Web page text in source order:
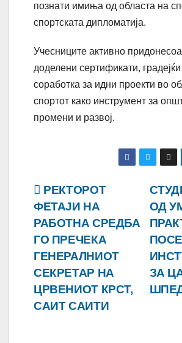
познати имиња од областа на
спортската дипломатија.
Учесниците активно
доделени сертификати,
соработка за идни проекти во
спортот како инструмент за
промени и развој.
Навигација
на
напис
ОД
ЗА
РЕКТОРОТ
ФЕТАЈИ НА
РАБОТНА СРЕДБА
ГО ПРЕЧЕКА
ГЕНЕРАЛНИОТ
СЕКРЕТАР НА
ЦРВЕНИОТ КРСТ,
САИТ САИТИ